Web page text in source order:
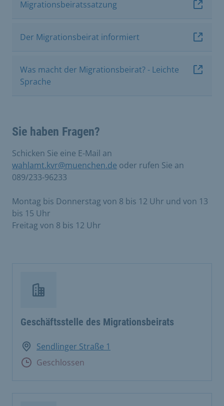
Migrationsbeiratssatzung
Der Migrationsbeirat informiert
Was macht der Migrationsbeirat? - Leichte
Sprache
Sie haben Fragen?
Schicken Sie eine E-Mail an
wahlamt.kvr@muenchen.de oder rufen Sie an
089/233-96233
Montag bis Donnerstag von 8 bis 12 Uhr und von 13
bis 15 Uhr
Freitag von 8 bis 12 Uhr
Geschäftsstelle des Migrationsbeirats
Sendlinger Straße 1
Geschlossen